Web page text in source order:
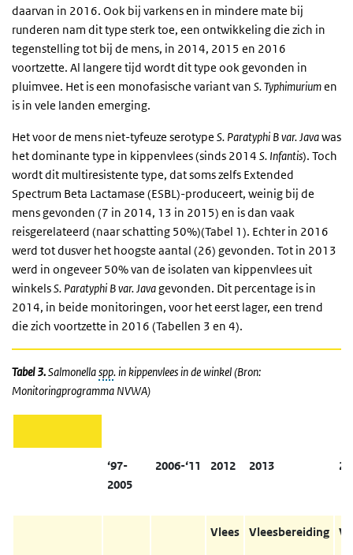
daarvan in 2016. Ook bij varkens en in mindere mate bij
runderen nam dit type sterk toe, een ontwikkeling die zich in
tegenstelling tot bij de mens, in 2014, 2015 en 2016
voortzette. Al langere tijd wordt dit type ook gevonden in
pluimvee. Het is een monofasische variant van S.Typhimuriumen
is in vele landen emerging.
Het voor de mens niet-tyfeuze serotype S. Paratyphi B var. Javawas
het dominante type in kippenvlees (sinds 2014 S. Infantis). Toch
wordt dit multiresistente type, dat soms zelfs Extended
Spectrum Beta Lactamase (ESBL)-produceert, weinig bij de
mens gevonden (7 in 2014, 13 in 2015) en is dan vaak
reisgerelateerd (naar schatting 50%)(Tabel 1). Echter in 2016
werd tot dusver het hoogste aantal (26) gevonden. Tot in 2013
werd in ongeveer 50% van de isolaten van kippenvlees uit
winkelsS. Paratyphi B var. Javagevonden. Dit percentage is in
2014, in beide monitoringen, voor het eerst lager, een trend
die zich voortzette in 2016 (Tabellen 3 en 4).
Tabel 3.Salmonellaspp. in kippenvlees in de winkel (Bron:
Monitoringprogramma NVWA)
‘97-
2005
2006-‘11 2012 2013
Vlees Vleesbereiding